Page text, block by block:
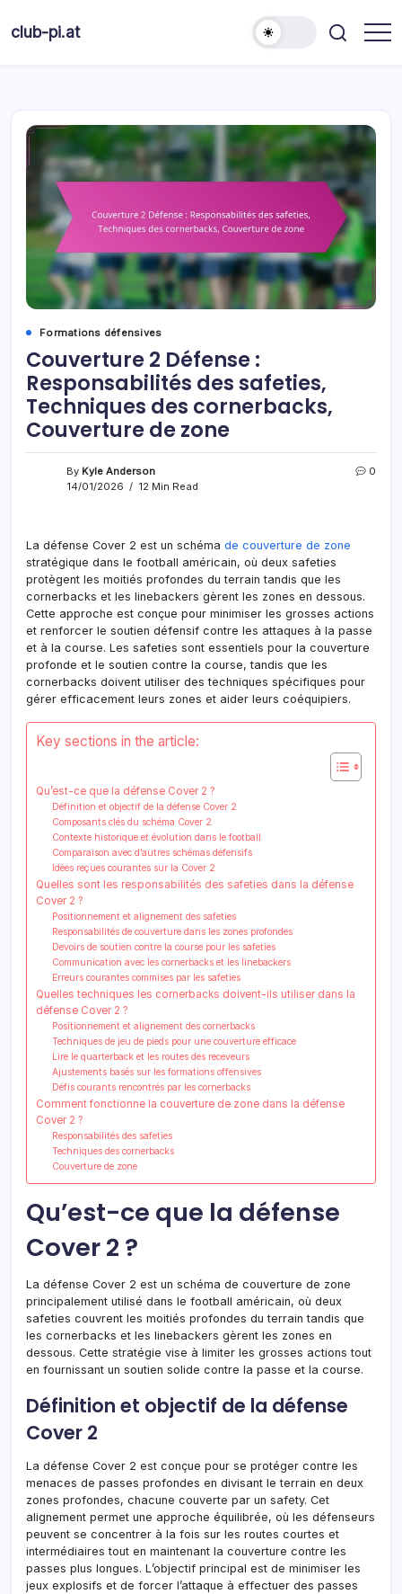
club-pi.at
Formations défensives
Couverture 2 Défense :
Responsabilités des safeties,
Techniques des cornerbacks,
Couverture de zone
By Kyle Anderson
14/01/2026
12 Min Read
0
La défense Cover 2 est un schéma de couverture de zone
stratégique dans le football américain, où deux safeties
protègent les moitiés profondes du terrain tandis que les
cornerbacks et les linebackers gèrent les zones en dessous.
Cette approche est conçue pour minimiser les grosses actions
et renforcer le soutien défensif contre les attaques à la passe
et à la course. Les safeties sont essentiels pour la couverture
profonde et le soutien contre la course, tandis que les
cornerbacks doivent utiliser des techniques spécifiques pour
gérer efficacement leurs zones et aider leurs coéquipiers.
Key sections in the article:
Qu’est-ce que la défense Cover 2 ?
Définition et objectif de la défense Cover 2
Composants clés du schéma Cover 2
Contexte historique et évolution dans le football
Comparaison avec d’autres schémas défensifs
Idées reçues courantes sur la Cover 2
Quelles sont les responsabilités des safeties dans la défense
Cover 2 ?
Positionnement et alignement des safeties
Responsabilités de couverture dans les zones profondes
Devoirs de soutien contre la course pour les safeties
Communication avec les cornerbacks et les linebackers
Erreurs courantes commises par les safeties
Quelles techniques les cornerbacks doivent-ils utiliser dans la
défense Cover 2 ?
Positionnement et alignement des cornerbacks
Techniques de jeu de pieds pour une couverture efficace
Lire le quarterback et les routes des receveurs
Ajustements basés sur les formations offensives
Défis courants rencontrés par les cornerbacks
Comment fonctionne la couverture de zone dans la défense
Cover 2 ?
Responsabilités des safeties
Techniques des cornerbacks
Couverture de zone
Qu’est-ce que la défense
Cover 2 ?
La défense Cover 2 est un schéma de couverture de zone
principalement utilisé dans le football américain, où deux
safeties couvrent les moitiés profondes du terrain tandis que
les cornerbacks et les linebackers gèrent les zones en
dessous. Cette stratégie vise à limiter les grosses actions tout
en fournissant un soutien solide contre la passe et la course.
Définition et objectif de la défense
Cover 2
La défense Cover 2 est conçue pour se protéger contre les
menaces de passes profondes en divisant le terrain en deux
zones profondes, chacune couverte par un safety. Cet
alignement permet une approche équilibrée, où les défenseurs
peuvent se concentrer à la fois sur les routes courtes et
intermédiaires tout en maintenant la couverture contre les
passes plus longues. L’objectif principal est de minimiser les
jeux explosifs et de forcer l’attaque à effectuer des passes